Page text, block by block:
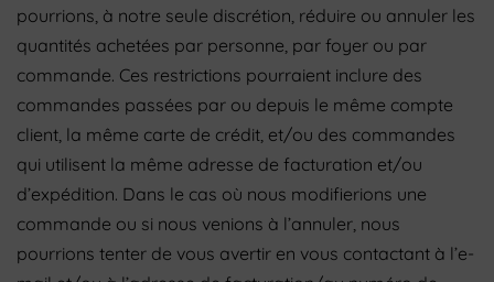
pourrions, à notre seule discrétion, réduire ou annuler les
quantités achetées par personne, par foyer ou par
commande. Ces restrictions pourraient inclure des
commandes passées par ou depuis le même compte
client, la même carte de crédit, et/ou des commandes
qui utilisent la même adresse de facturation et/ou
d’expédition. Dans le cas où nous modifierions une
commande ou si nous venions à l’annuler, nous
pourrions tenter de vous avertir en vous contactant à l’e-